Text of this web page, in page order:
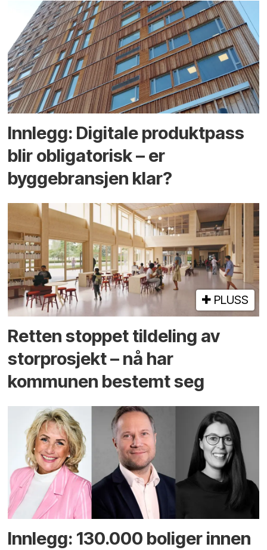
Innlegg: Digitale produktpass
blir obligatorisk – er
byggebransjen klar?
PLUSS
Retten stoppet tildeling av
storprosjekt – nå har
kommunen bestemt seg
Innlegg: 130.000 boliger innen